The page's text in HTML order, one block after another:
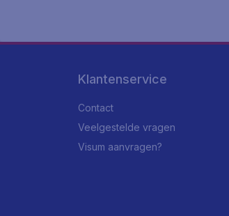
Klantenservice
Contact
Veelgestelde vragen
Visum aanvragen?